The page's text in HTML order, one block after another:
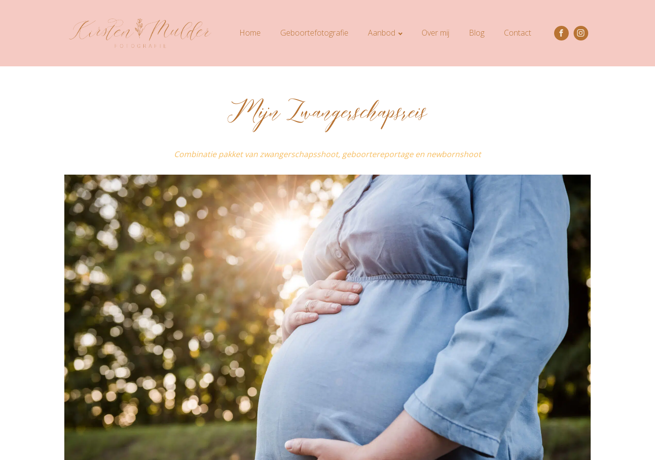
Home Geboortefotografie Aanbod Over mij Blog Contact
Mijn Zwangerschapsreis
Combinatie pakket van zwangerschapsshoot, geboortereportage en newbornshoot